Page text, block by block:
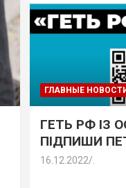
ГЛАВНЫЕ
ГЕТЬ РФ ІЗ
ПІДПИШИ
16.12.2022